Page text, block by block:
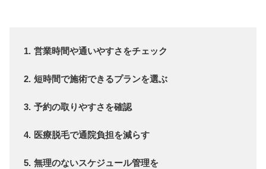
営業時間や通いやすさをチェック
短時間で施術できるプランを選ぶ
予約の取りやすさを確認
医療脱毛で通院負担を減らす
無理のないスケジュール管理を